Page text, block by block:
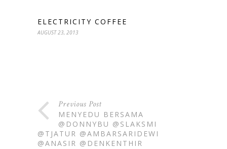
ELECTRICITY COFFEE
AUGUST 23, 2013
Previous Post
MENYEDU BERSAMA
@DONNYBU @SLAKSMI
@TJATUR @AMBARSARIDEWI
@ANASIR @DENKENTHIR